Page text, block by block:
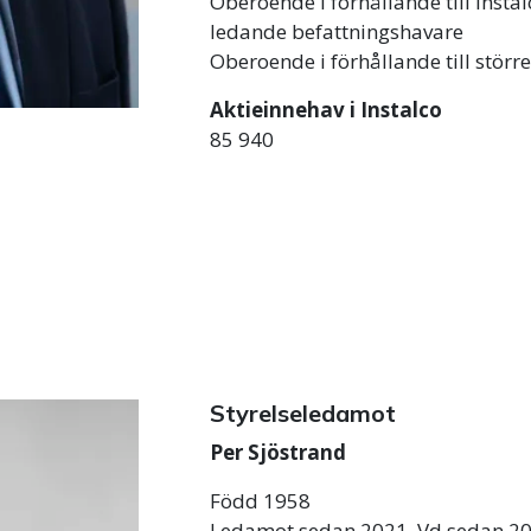
ledande befattningshavare
Oberoende i förhållande till
Aktieinnehav i Instalco
85 940
Styrelseledamot
Per Sjöstrand
Född 1958